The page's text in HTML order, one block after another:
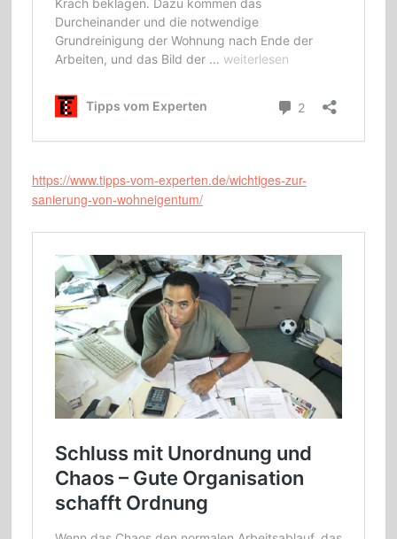
https://www.tipps-vom-experten.de/wichtiges-zur-
sanierung-von-wohneigentum/